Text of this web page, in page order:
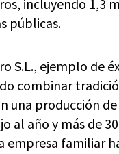
incluyendo 1,3
públicas.
S.L., ejemplo de
combinar
una producción de
al año y más de
empresa familiar